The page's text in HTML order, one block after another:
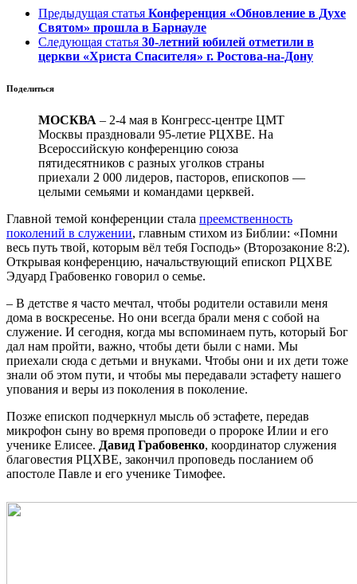
Предыдущая статья Конференция «Обновление в Духе
Святом» прошла в Барнауле
Следующая статья 30-летний юбилей отметили в
церкви «Христа Спасителя» г. Ростова-на-Дону
Поделиться
МОСКВА – 2-4 мая в Конгресс-центре ЦМТ
Москвы праздновали 95-летие РЦХВЕ. На
Всероссийскую конференцию союза
пятидесятников с разных уголков страны
приехали 2 000 лидеров, пасторов, епископов —
целыми семьями и командами церквей.
Главной темой конференции стала преемственность
поколений в служении, главным стихом из Библии: «Помни
весь путь твой, которым вёл тебя Господь» (Второзаконие 8:2).
Открывая конференцию, начальствующий епископ РЦХВЕ
Эдуард Грабовенко говорил о семье.
– В детстве я часто мечтал, чтобы родители оставили меня
дома в воскресенье. Но они всегда брали меня с собой на
служение. И сегодня, когда мы вспоминаем путь, который Бог
дал нам пройти, важно, чтобы дети были с нами. Мы
приехали сюда с детьми и внуками. Чтобы они и их дети тоже
знали об этом пути, и чтобы мы передавали эстафету нашего
упования и веры из поколения в поколение.
Позже епископ подчеркнул мысль об эстафете, передав
микрофон сыну во время проповеди о пророке Илии и его
ученике Елисее. Давид Грабовенко, координатор служения
благовестия РЦХВЕ, закончил проповедь посланием об
апостоле Павле и его ученике Тимофее.